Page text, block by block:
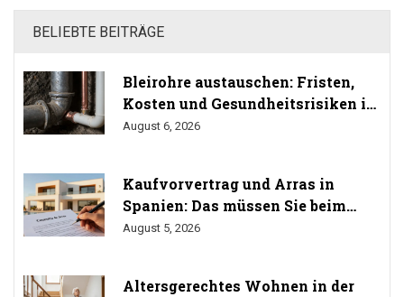
BELIEBTE BEITRÄGE
Bleirohre austauschen: Fristen,
Kosten und Gesundheitsrisiken im
Trinkwasser
August 6, 2026
Kaufvorvertrag und Arras in
Spanien: Das müssen Sie beim
Immobilienkauf wissen
August 5, 2026
Altersgerechtes Wohnen in der